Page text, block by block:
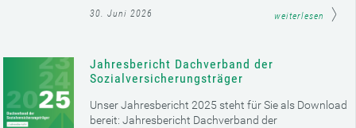
30. Juni 2026 weiterlesen
Jahresbericht Dachverband der
Sozialversicherungsträger
Unser Jahresbericht 2025 steht für Sie als Download
bereit: Jahresbericht Dachverband der